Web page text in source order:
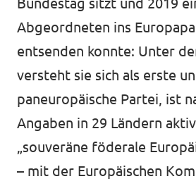
Abgeordneten ins
entsenden konnte: Unter
versteht sie sich als erste
paneuropäische Partei, ist
Angaben in 29 Ländern
„souveräne föderale
– mit der Europäischen